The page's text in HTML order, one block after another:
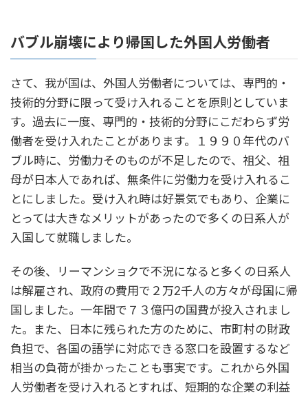
バブル崩壊により帰国した外国人労働者
さて、我が国は、外国人労働者については、専門的・
技術的分野に限って受け入れることを原則としていま
す。過去に一度、専門的・技術的分野にこだわらず労
働者を受け入れたことがあります。１９９０年代のバ
ブル時に、労働力そのものが不足したので、祖父、祖
母が日本人であれば、無条件に労働力を受け入れるこ
とにしました。受け入れ時は好景気でもあり、企業に
とっては大きなメリットがあったので多くの日系人が
入国して就職しました。
その後、リーマンショクで不況になると多くの日系人
は解雇され、政府の費用で２万2千人の方々が母国に帰
国しました。一年間で７３億円の国費が投入されまし
た。また、日本に残られた方のために、市町村の財政
負担で、各国の語学に対応できる窓口を設置するなど
相当の負荷が掛かったことも事実です。これから外国
人労働者を受け入れるとすれば、短期的な企業の利益